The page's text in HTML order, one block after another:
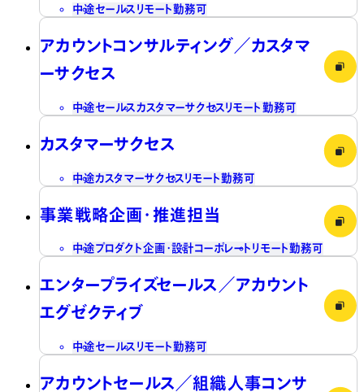
中途セールス リモート勤務可
アカウントコンサルティング／カスタマ
ーサクセス
中途セールスカスタマーサクセスリモート勤務可
カスタマーサクセス
中途カスタマーサクセス リモート勤務可
事業戦略企画・推進担当
中途プロダクト企画・設計コーポレート リモート勤務可
エンタープライズセールス／アカウント
エグゼクティブ
中途セールス リモート勤務可
アカウントセールス／組織人事コンサ